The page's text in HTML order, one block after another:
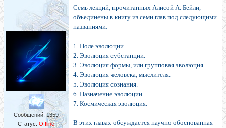
Сообщений: 1359
Статус: Offline
Семь лекций, прочитанных Алисой А. Бейли,
объединены в книгу из семи глав под следующими
названиями:
1. Поле эволюции.
2. Эволюция субстанции.
3. Эволюция формы, или групповая эволюция.
4. Эволюция человека, мыслителя.
5. Эволюция сознания.
6. Назначение эволюции.
7. Космическая эволюция.
В этих главах обсуждается научно обоснованная